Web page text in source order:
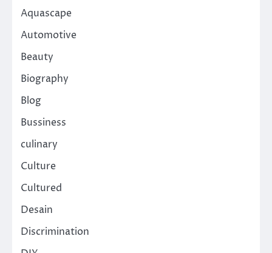
Aquascape
Automotive
Beauty
Biography
Blog
Bussiness
culinary
Culture
Cultured
Desain
Discrimination